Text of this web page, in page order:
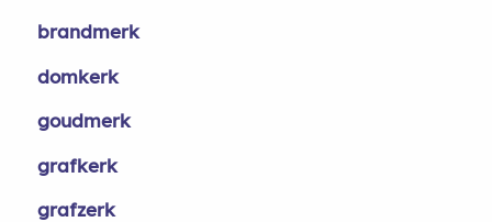
brandmerk
domkerk
goudmerk
grafkerk
grafzerk